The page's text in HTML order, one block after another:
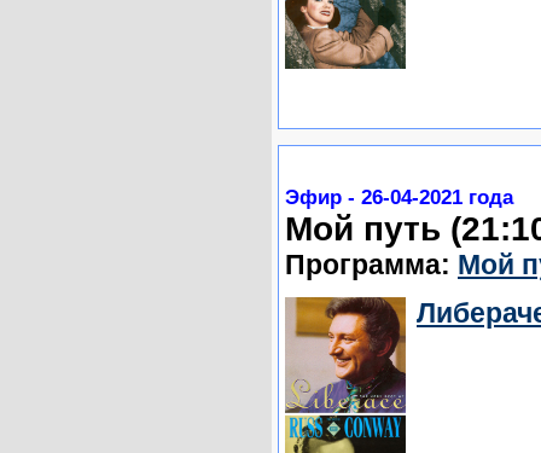
Эфир - 26-04-2021 года
Мой путь
Программа: Мой